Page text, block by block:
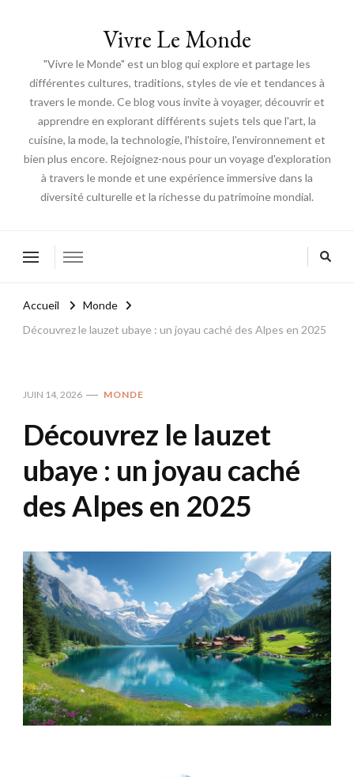
Vivre Le Monde
"Vivre le Monde" est un blog qui explore et partage les
différentes cultures, traditions, styles de vie et tendances à
travers le monde. Ce blog vous invite à voyager, découvrir et
apprendre en explorant différents sujets tels que l'art, la
cuisine, la mode, la technologie, l'histoire, l'environnement et
bien plus encore. Rejoignez-nous pour un voyage d'exploration
à travers le monde et une expérience immersive dans la
diversité culturelle et la richesse du patrimoine mondial.
Accueil
Monde
Découvrez le lauzet ubaye : un joyau caché des Alpes en 2025
JUIN 14, 2026 MONDE
Découvrez le lauzet
ubaye : un joyau caché
des Alpes en 2025